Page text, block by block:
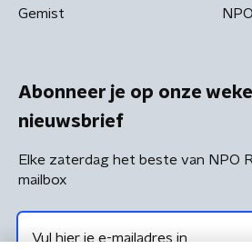
Gemist
Abonneer je op onze
nieuwsbrief
Elke zaterdag het beste van NPO
mailbox